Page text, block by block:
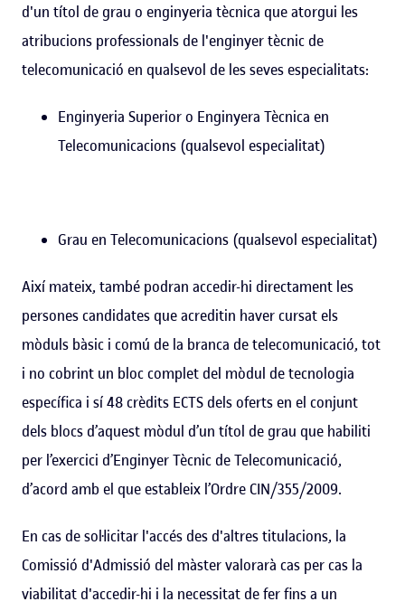
d'un títol de grau o enginyeria tècnica que atorgui les
atribucions professionals de l'enginyer tècnic de
telecomunicació en qualsevol de les seves especialitats:
Enginyeria Superior o Enginyera Tècnica en
Telecomunicacions (qualsevol especialitat)
Grau en Telecomunicacions (qualsevol especialitat)
Així mateix, també podran accedir-hi directament les
persones candidates que acreditin haver cursat els
mòduls bàsic i comú de la branca de telecomunicació, tot
i no cobrint un bloc complet del mòdul de tecnologia
específica i sí 48 crèdits ECTS dels oferts en el conjunt
dels blocs d’aquest mòdul d’un títol de grau que habiliti
per l’exercici d’Enginyer Tècnic de Telecomunicació,
d’acord amb el que estableix l’Ordre CIN/355/2009.
En cas de sol·licitar l'accés des d'altres titulacions, la
Comissió d'Admissió del màster valorarà cas per cas la
viabilitat d'accedir-hi i la necessitat de fer fins a un